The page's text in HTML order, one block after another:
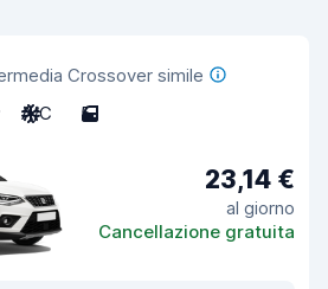
Crossover simile
A/C 5
23,14 €
al giorno
Cancellazione gratuita